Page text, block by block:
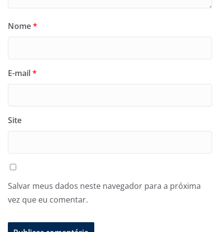
Nome*
E-mail*
Site
Salvar meus dados neste navegador para a próxima
vez que eu comentar.